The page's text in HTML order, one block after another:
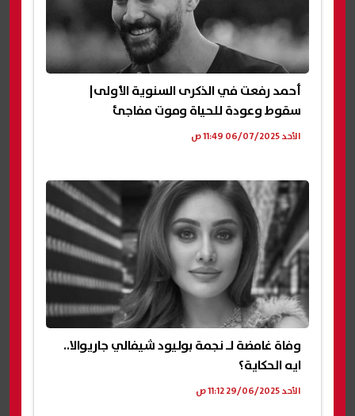
أحمد رفعت في الذكرى السنوية الأولى|
سقوط وعودة للحياة وموت مفاجئ
الأحد 06/07/2025 11:49 ص
وفاة غامضة لـ نجمة بوليود شيفالي جاريوالا..
ايه الحكاية؟
الأحد 29/06/2025 11:12 ص